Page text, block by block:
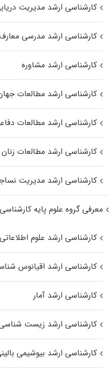
کارشناسی ارشد مدیریت
کارشناسی ارشد مدرسی
کارشناسی ارشد مشاوره
کارشناسی ارشد مطالعات
کارشناسی ارشد مطالعات
کارشناسی ارشد مطالعات زنان
کارشناسی ارشد مدیریت
معرفی گروه علوم پایه
کارشناسی ارشد علوم اطلاعاتی
کارشناسی ارشد اقیانوس‌
کارشناسی ارشد آمار
کارشناسی ارشد زیست
کارشناسی ارشد بیوشیمی